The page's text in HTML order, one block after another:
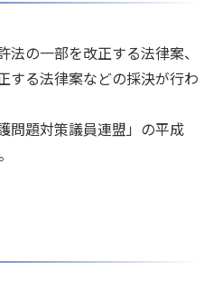
の一部を改正する法律案、
する法律案などの採決が行わ
問題対策議員連盟」の平成